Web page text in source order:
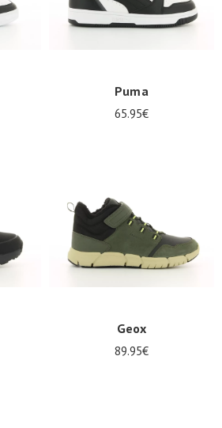
Puma
65.95€
Geox
89.95€